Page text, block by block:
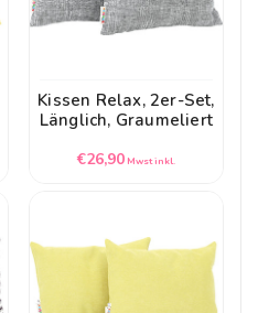
Kissen Relax, 2er-Set,
Länglich, Graumeliert
Normaler
€26,90 Mwst inkl.